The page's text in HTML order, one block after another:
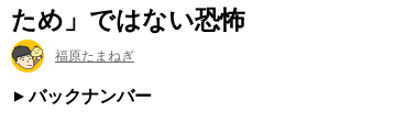
ため」ではない恐怖
福原たまねぎ
バックナンバー